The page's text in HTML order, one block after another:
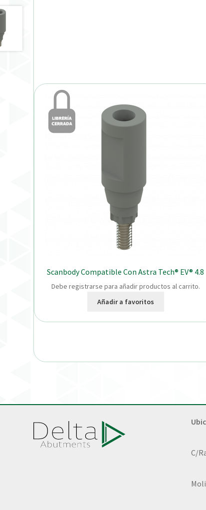
Scanbody Compatible Con Astra Tech® EV® 4.8
Debe registrarse para añadir productos al carrito.
Añadir a favoritos
C/